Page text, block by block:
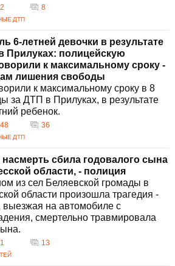
уделяется происшествиям, связанным с
и подростками, что акцентирует
правил дорожного движения.
основные причины увеличения
ДТП в Украине?
причины увеличения числа ДТП в
связаны с нарушением правил
движения, в том числе
скорости, вождением в
и строгий контроль за выполнением
могут способствовать снижению
меры принимаются для
ДТП в Украине?
вводятся законопроекты,
на увеличение штрафов за
за смертельные аварии.
ведётся работа по улучшению
8
ДТП
6-летней девочки в результате
Прилуках: полицейскую
к максимальному сроку -
лишения свободы
к максимальному сроку в 8
за ДТП в Прилуках, в результате
ребенок.
36
ДТП
насмерть сбила годовалого сына
области, - полиция
из сел Беляевской громады в
области произошла трагедия -
на автомобиле с
смертельно травмировала
13